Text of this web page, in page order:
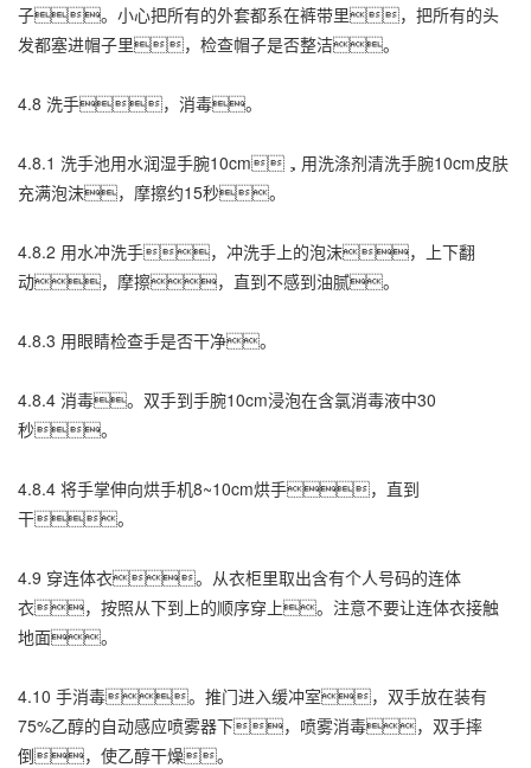
子。小心把所有的外套都系在裤带里，把所有的头
发都塞进帽子里，检查帽子是否整洁。
4.8 洗手，消毒。
4.8.1 洗手池用水润湿手腕10cm，用洗涤剂清洗手腕10cm皮肤
充满泡沫，摩擦约15秒。
4.8.2 用水冲洗手，冲洗手上的泡沫，上下翻
动，摩擦，直到不感到油腻。
4.8.3 用眼睛检查手是否干净。
4.8.4 消毒。双手到手腕10cm浸泡在含氯消毒液中30
秒。
4.8.4 将手掌伸向烘手机8~10cm烘手，直到
干。
4.9 穿连体衣。从衣柜里取出含有个人号码的连体
衣，按照从下到上的顺序穿上。注意不要让连体衣接触
地面。
4.10 手消毒。推门进入缓冲室，双手放在装有
75%乙醇的自动感应喷雾器下，喷雾消毒，双手摔
倒，使乙醇干燥。